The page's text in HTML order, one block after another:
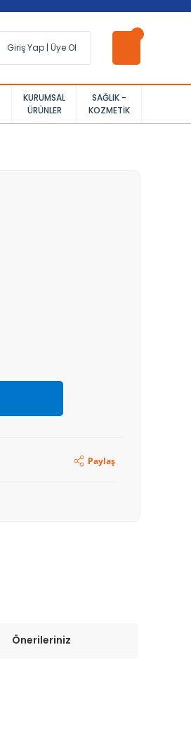
Giriş Yap | Üye Ol
KURUMSAL
ÜRÜNLER
SAĞLIK -
KOZMETIK
Paylaş
Önerileriniz